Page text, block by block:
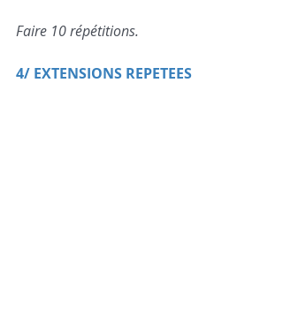
Faire 10 répétitions.
4/ EXTENSIONS REPETEES